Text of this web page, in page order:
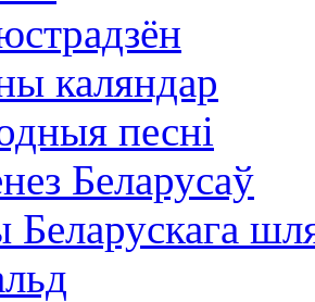
каляндар
песні
Беларусаў
Беларускага